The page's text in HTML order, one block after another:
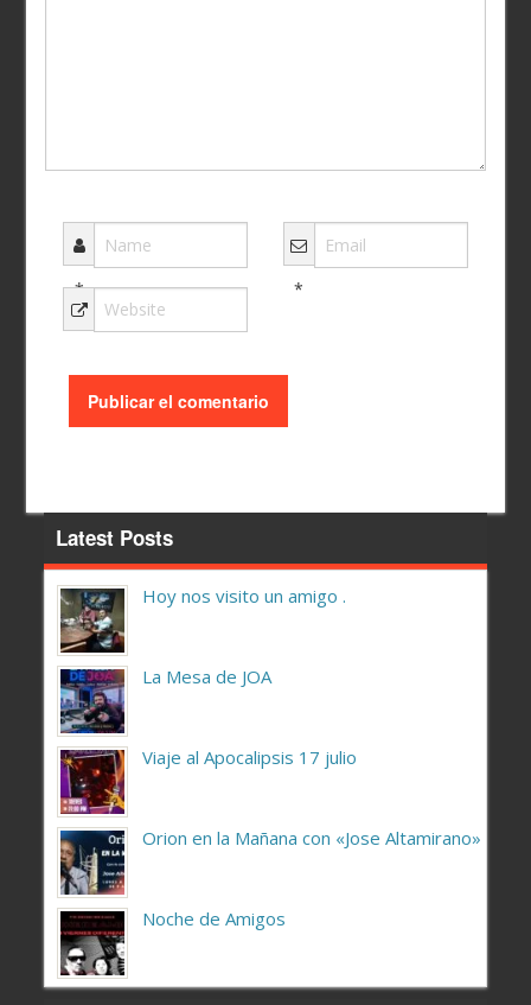
* *
Latest Posts
Hoy nos visito un amigo .
La Mesa de JOA
Viaje al Apocalipsis 17 julio
Orion en la Mañana con «Jose Altamirano»
Noche de Amigos